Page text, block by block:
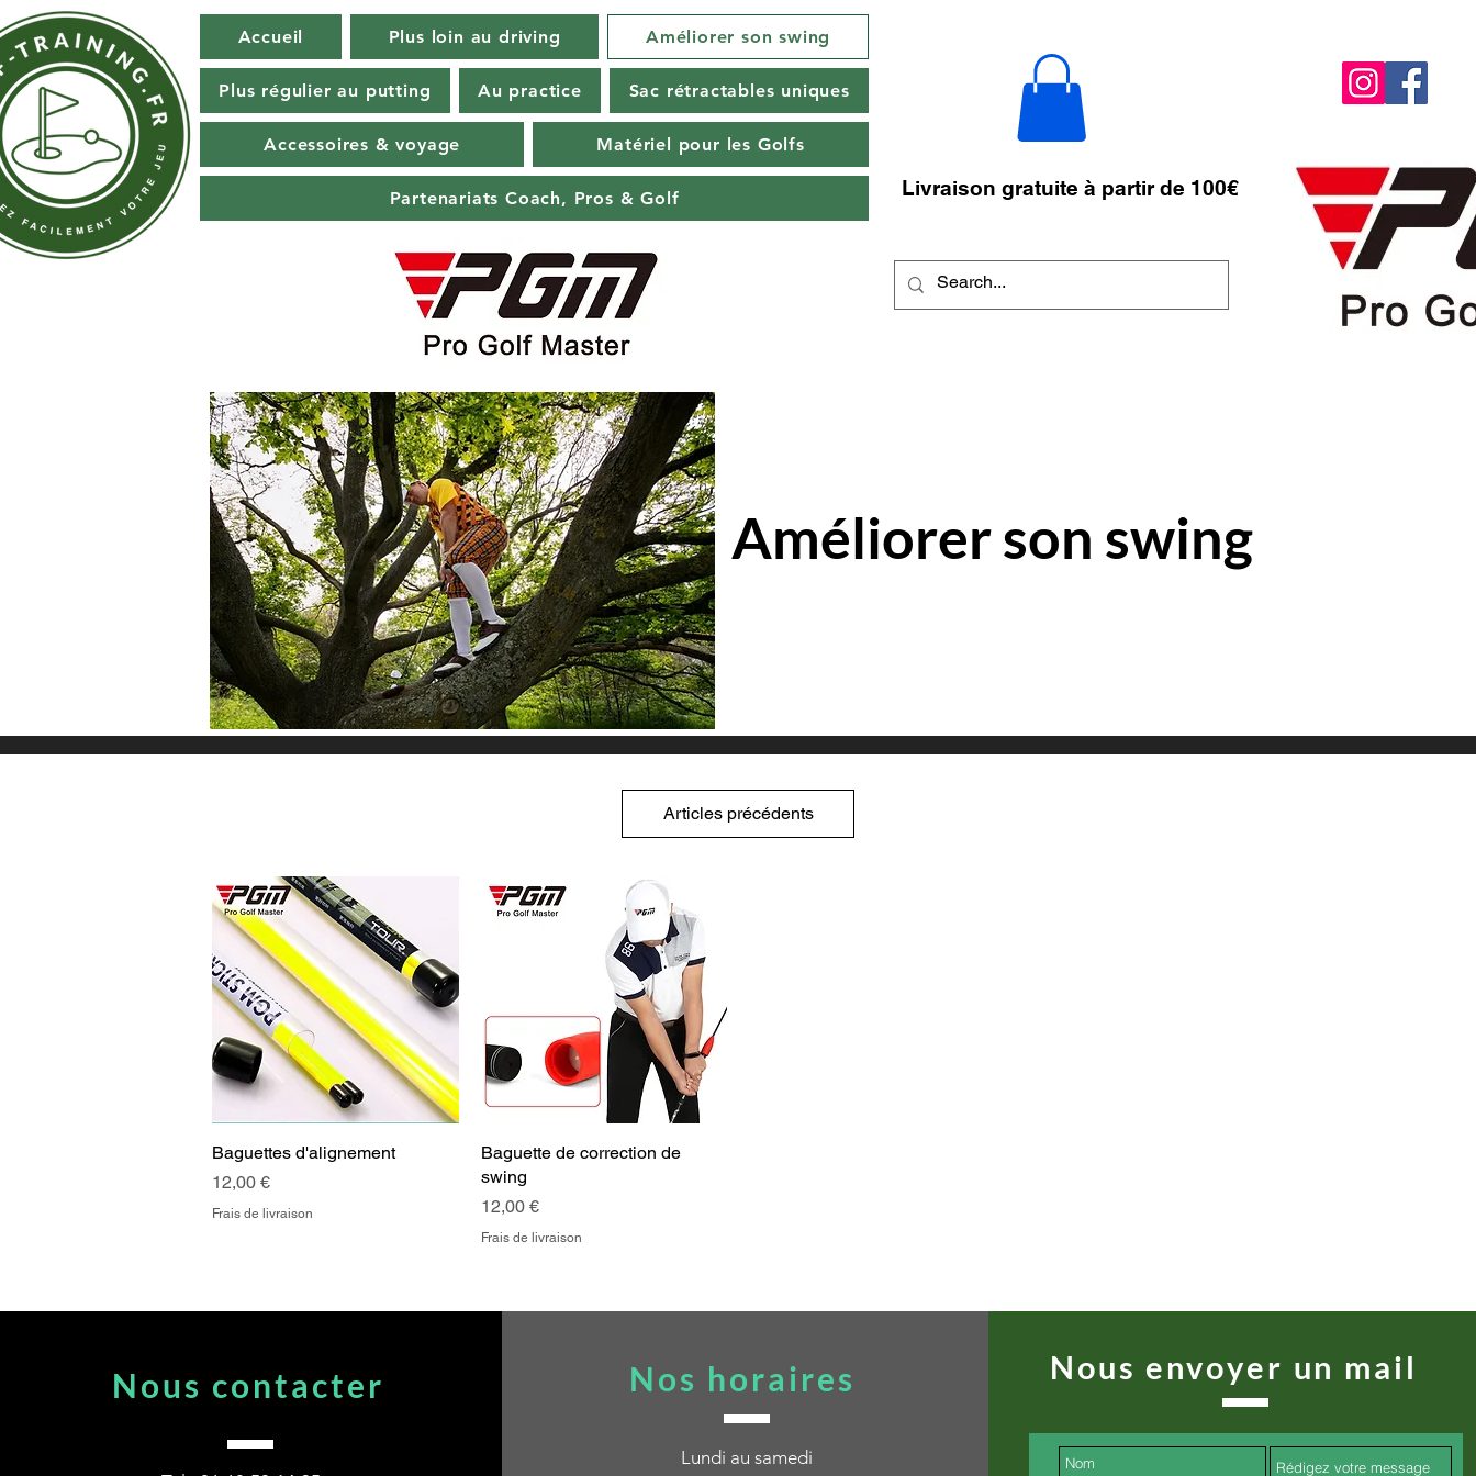
Accueil Plus loin au driving Améliorer son swing
Plus régulier au putting Au practice Sac rétractables uniques
Accessoires & voyage Matériel pour les Golfs
Partenariats Coach, Pros & Golf Livraison gratuite à partir de 100€
Améliorer son swing
Articles précédents
Aperçu rapide
Baguettes d'alignement
Prix
12,00 €
Frais de livraison
Aperçu rapide
Baguette de correction de
swing
Prix
12,00 €
Frais de livraison
Nous contacter Nos horaires
Lundi au samedi
Nous envoyer un mail